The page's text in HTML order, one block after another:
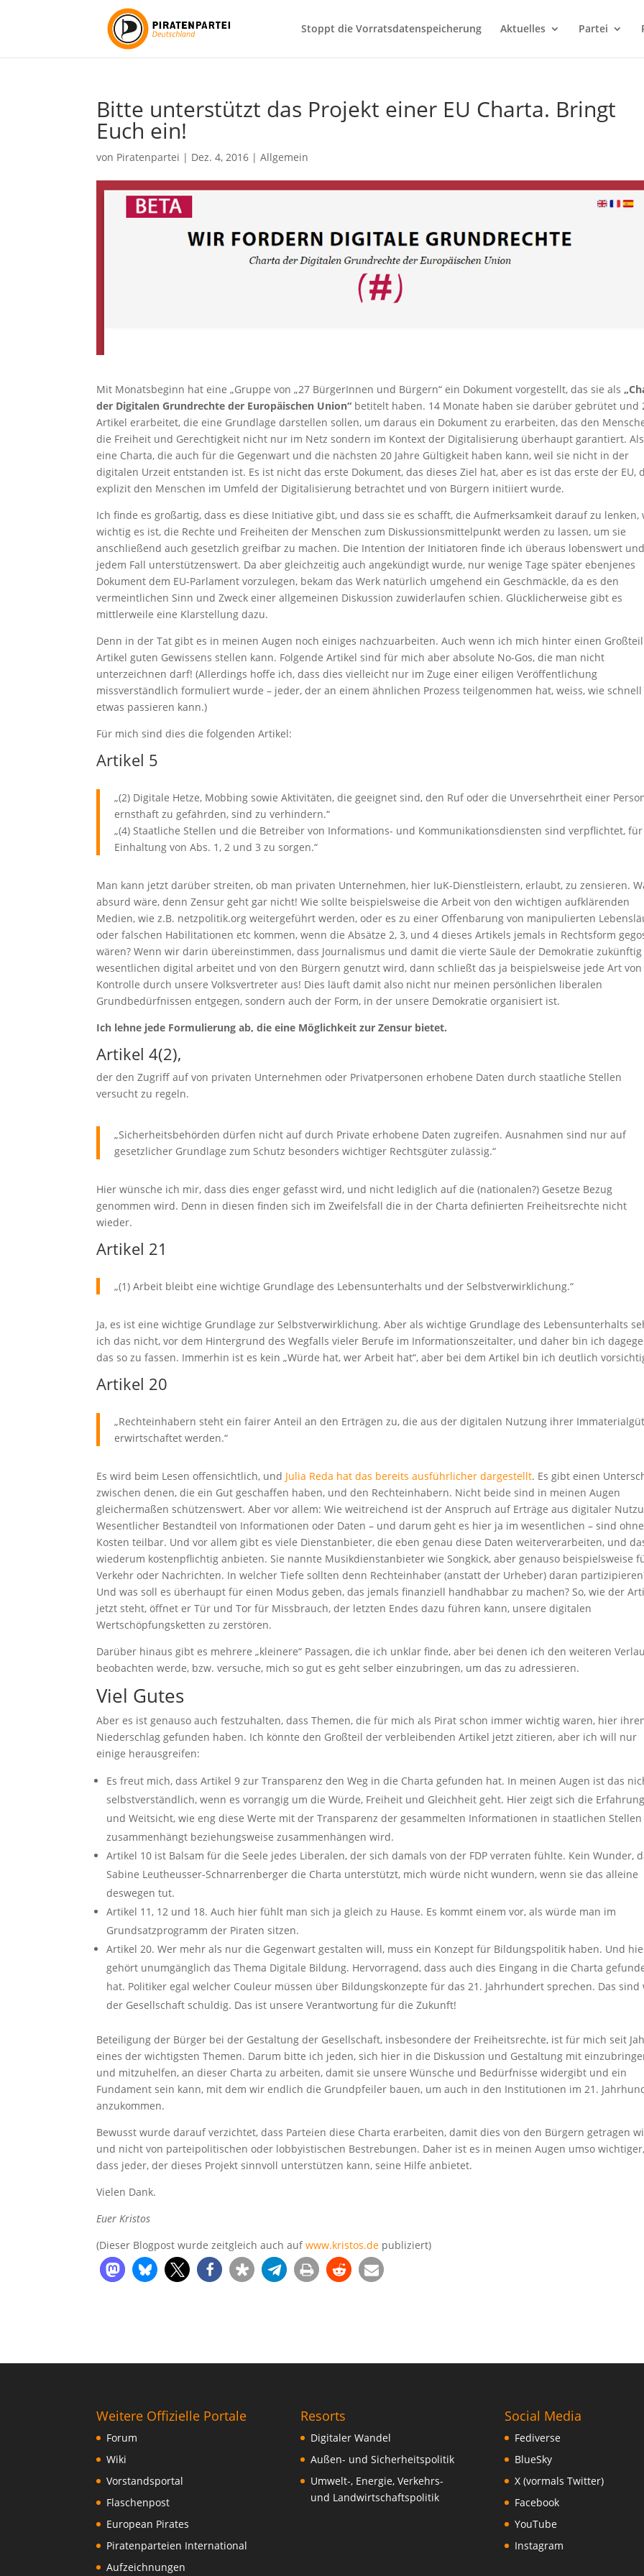
Stoppt die Vorratsdatenspeicherung Aktuelles Partei
Bitte unterstützt das Projekt einer EU Charta. Bringt
Euch ein!
von Piratenpartei | Dez. 4, 2016 |Allgemein
Mit Monatsbeginn hat eine „Gruppe von „27 BürgerInnen und Bürgern“ ein Dokument vorgestellt, das sie als
der Digitalen Grundrechte der Europäischen Union“ betitelt haben. 14 Monate haben sie darüber gebrütet und
Artikel erarbeitet, die eine Grundlage darstellen sollen, um daraus ein Dokument zu erarbeiten, das den
die Freiheit und Gerechtigkeit nicht nur im Netz sondern im Kontext der Digitalisierung überhaupt garantiert.
eine Charta, die auch für die Gegenwart und die nächsten 20 Jahre Gültigkeit haben kann, weil sie nicht in der
digitalen Urzeit entstanden ist. Es ist nicht das erste Dokument, das dieses Ziel hat, aber es ist das erste der EU,
explizit den Menschen im Umfeld der Digitalisierung betrachtet und von Bürgern initiiert wurde.
Ich finde es großartig, dass es diese Initiative gibt, und dass sie es schafft, die Aufmerksamkeit darauf zu lenken,
wichtig es ist, die Rechte und Freiheiten der Menschen zum Diskussionsmittelpunkt werden zu lassen, um sie
anschließend auch gesetzlich greifbar zu machen. Die Intention der Initiatoren finde ich überaus lobenswert
jedem Fall unterstützenswert. Da aber gleichzeitig auch angekündigt wurde, nur wenige Tage später ebenjenes
Dokument dem EU-Parlament vorzulegen, bekam das Werk natürlich umgehend ein Geschmäckle, da es den
vermeintlichen Sinn und Zweck einer allgemeinen Diskussion zuwiderlaufen schien. Glücklicherweise gibt es
mittlerweile eine Klarstellung dazu.
Denn in der Tat gibt es in meinen Augen noch einiges nachzuarbeiten. Auch wenn ich mich hinter einen
Artikel guten Gewissens stellen kann. Folgende Artikel sind für mich aber absolute No-Gos, die man nicht
unterzeichnen darf! (Allerdings hoffe ich, dass dies vielleicht nur im Zuge einer eiligen Veröffentlichung
missverständlich formuliert wurde – jeder, der an einem ähnlichen Prozess teilgenommen hat, weiss, wie schnell
etwas passieren kann.)
Für mich sind dies die folgenden Artikel:
Artikel 5
„(2) Digitale Hetze, Mobbing sowie Aktivitäten, die geeignet sind, den Ruf oder die Unversehrtheit einer
ernsthaft zu gefährden, sind zu verhindern.“
„(4) Staatliche Stellen und die Betreiber von Informations- und Kommunikationsdiensten sind verpflichtet,
Einhaltung von Abs. 1, 2 und 3 zu sorgen.“
Man kann jetzt darüber streiten, ob man privaten Unternehmen, hier IuK-Dienstleistern, erlaubt, zu zensieren.
absurd wäre, denn Zensur geht gar nicht! Wie sollte beispielsweise die Arbeit von den wichtigen aufklärenden
Medien, wie z.B. netzpolitik.org weitergeführt werden, oder es zu einer Offenbarung von manipulierten
oder falschen Habilitationen etc kommen, wenn die Absätze 2, 3, und 4 dieses Artikels jemals in Rechtsform
wären? Wenn wir darin übereinstimmen, dass Journalismus und damit die vierte Säule der Demokratie zukünftig
wesentlichen digital arbeitet und von den Bürgern genutzt wird, dann schließt das ja beispielsweise jede Art von
Kontrolle durch unsere Volksvertreter aus! Dies läuft damit also nicht nur meinen persönlichen liberalen
Grundbedürfnissen entgegen, sondern auch der Form, in der unsere Demokratie organisiert ist.
Ich lehne jede Formulierung ab, die eine Möglichkeit zur Zensur bietet.
Artikel 4(2),
der den Zugriff auf von privaten Unternehmen oder Privatpersonen erhobene Daten durch staatliche Stellen
versucht zu regeln.
„Sicherheitsbehörden dürfen nicht auf durch Private erhobene Daten zugreifen. Ausnahmen sind nur auf
gesetzlicher Grundlage zum Schutz besonders wichtiger Rechtsgüter zulässig.“
Hier wünsche ich mir, dass dies enger gefasst wird, und nicht lediglich auf die (nationalen?) Gesetze Bezug
genommen wird. Denn in diesen finden sich im Zweifelsfall die in der Charta definierten Freiheitsrechte nicht
wieder.
Artikel 21
„(1) Arbeit bleibt eine wichtige Grundlage des Lebensunterhalts und der Selbstverwirklichung.“
Ja, es ist eine wichtige Grundlage zur Selbstverwirklichung. Aber als wichtige Grundlage des Lebensunterhalts
ich das nicht, vor dem Hintergrund des Wegfalls vieler Berufe im Informationszeitalter, und daher bin ich
das so zu fassen. Immerhin ist es kein „Würde hat, wer Arbeit hat“, aber bei dem Artikel bin ich deutlich
Artikel 20
„Rechteinhabern steht ein fairer Anteil an den Erträgen zu, die aus der digitalen Nutzung ihrer
erwirtschaftet werden.“
Es wird beim Lesen offensichtlich, und Julia Reda hat das bereits ausführlicher dargestellt. Es gibt einen
zwischen denen, die ein Gut geschaffen haben, und den Rechteinhabern. Nicht beide sind in meinen Augen
gleichermaßen schützenswert. Aber vor allem: Wie weitreichend ist der Anspruch auf Erträge aus digitaler
Wesentlicher Bestandteil von Informationen oder Daten – und darum geht es hier ja im wesentlichen – sind ohne
Kosten teilbar. Und vor allem gibt es viele Dienstanbieter, die eben genau diese Daten weiterverarbeiten, und
wiederum kostenpflichtig anbieten. Sie nannte Musikdienstanbieter wie Songkick, aber genauso beispielsweise
Verkehr oder Nachrichten. In welcher Tiefe sollten denn Rechteinhaber (anstatt der Urheber) daran
Und was soll es überhaupt für einen Modus geben, das jemals finanziell handhabbar zu machen? So, wie der
jetzt steht, öffnet er Tür und Tor für Missbrauch, der letzten Endes dazu führen kann, unsere digitalen
Wertschöpfungsketten zu zerstören.
Darüber hinaus gibt es mehrere „kleinere“ Passagen, die ich unklar finde, aber bei denen ich den weiteren
beobachten werde, bzw. versuche, mich so gut es geht selber einzubringen, um das zu adressieren.
Viel Gutes
Aber es ist genauso auch festzuhalten, dass Themen, die für mich als Pirat schon immer wichtig waren, hier
Niederschlag gefunden haben. Ich könnte den Großteil der verbleibenden Artikel jetzt zitieren, aber ich will nur
einige herausgreifen:
Es freut mich, dass Artikel 9 zur Transparenz den Weg in die Charta gefunden hat. In meinen Augen ist das
selbstverständlich, wenn es vorrangig um die Würde, Freiheit und Gleichheit geht. Hier zeigt sich die Erfahrung
und Weitsicht, wie eng diese Werte mit der Transparenz der gesammelten Informationen in staatlichen Stellen
zusammenhängt beziehungsweise zusammenhängen wird.
Artikel 10 ist Balsam für die Seele jedes Liberalen, der sich damals von der FDP verraten fühlte. Kein Wunder,
Sabine Leutheusser-Schnarrenberger die Charta unterstützt, mich würde nicht wundern, wenn sie das alleine
deswegen tut.
Artikel 11, 12 und 18. Auch hier fühlt man sich ja gleich zu Hause. Es kommt einem vor, als würde man im
Grundsatzprogramm der Piraten sitzen.
Artikel 20. Wer mehr als nur die Gegenwart gestalten will, muss ein Konzept für Bildungspolitik haben. Und
gehört unumgänglich das Thema Digitale Bildung. Hervorragend, dass auch dies Eingang in die Charta
hat. Politiker egal welcher Couleur müssen über Bildungskonzepte für das 21. Jahrhundert sprechen. Das sind
der Gesellschaft schuldig. Das ist unsere Verantwortung für die Zukunft!
Beteiligung der Bürger bei der Gestaltung der Gesellschaft, insbesondere der Freiheitsrechte, ist für mich seit
eines der wichtigsten Themen. Darum bitte ich jeden, sich hier in die Diskussion und Gestaltung mit
und mitzuhelfen, an dieser Charta zu arbeiten, damit sie unsere Wünsche und Bedürfnisse widergibt und ein
Fundament sein kann, mit dem wir endlich die Grundpfeiler bauen, um auch in den Institutionen im 21.
anzukommen.
Bewusst wurde darauf verzichtet, dass Parteien diese Charta erarbeiten, damit dies von den Bürgern getragen
und nicht von parteipolitischen oder lobbyistischen Bestrebungen. Daher ist es in meinen Augen umso wichtiger,
dass jeder, der dieses Projekt sinnvoll unterstützen kann, seine Hilfe anbietet.
Vielen Dank.
Euer Kristos
(Dieser Blogpost wurde zeitgleich auch aufwww.kristos.de publiziert)
Weitere Offizielle Portale
Forum
Wiki
Vorstandsportal
Flaschenpost
European Pirates
Piratenparteien International
Aufzeichnungen
Resorts
Digitaler Wandel
Außen- und Sicherheitspolitik
Umwelt-, Energie, Verkehrs-
und Landwirtschaftspolitik
Social Media
Fediverse
BlueSky
X (vormals Twitter)
Facebook
YouTube
Instagram